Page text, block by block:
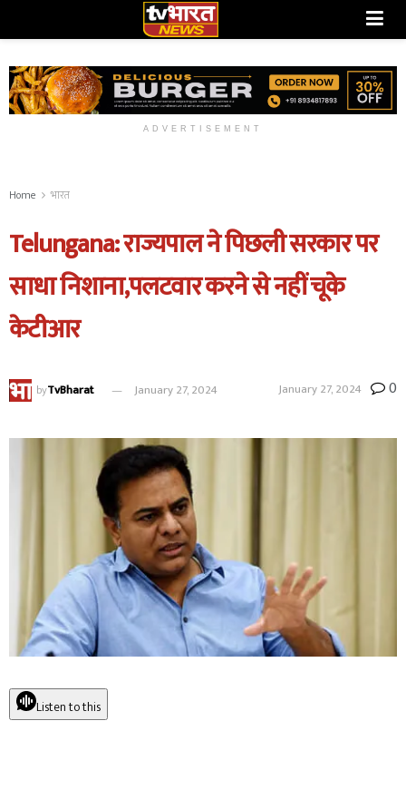
ADVERTISEMENT
Home भारत
Telungana: राज्यपाल ने पिछली सरकार पर
साधा निशाना,पलटवार करने से नहीं चूके
केटीआर
byTvBharat January 27, 2024 January 27, 2024 0
Listen to this